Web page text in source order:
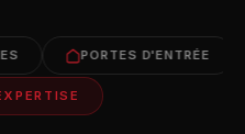
PORTES D'ENTRÉE